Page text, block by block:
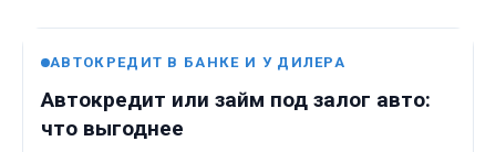
АВТОКРЕДИТ В БАНКЕ И У ДИЛЕРА
Автокредит или займ под залог авто:
что выгоднее